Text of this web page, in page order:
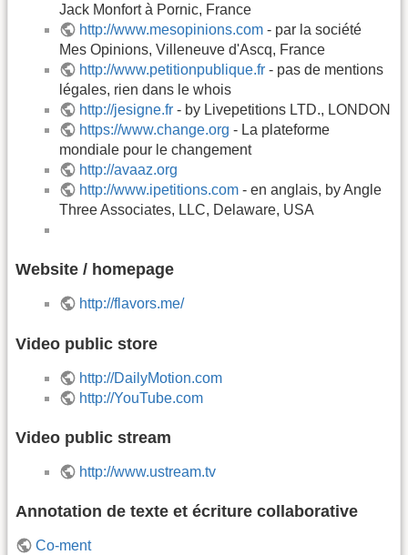
Jack Monfort à Pornic, France
http://www.mesopinions.com - par la société
Mes Opinions, Villeneuve d'Ascq, France
http://www.petitionpublique.fr - pas de mentions
légales, rien dans le whois
http://jesigne.fr - by Livepetitions LTD., LONDON
https://www.change.org - La plateforme
mondiale pour le changement
http://avaaz.org
http://www.ipetitions.com - en anglais, by Angle
Three Associates, LLC, Delaware, USA
Website / homepage
http://flavors.me/
Video public store
http://DailyMotion.com
http://YouTube.com
Video public stream
http://www.ustream.tv
Annotation de texte et écriture collaborative
Co-ment